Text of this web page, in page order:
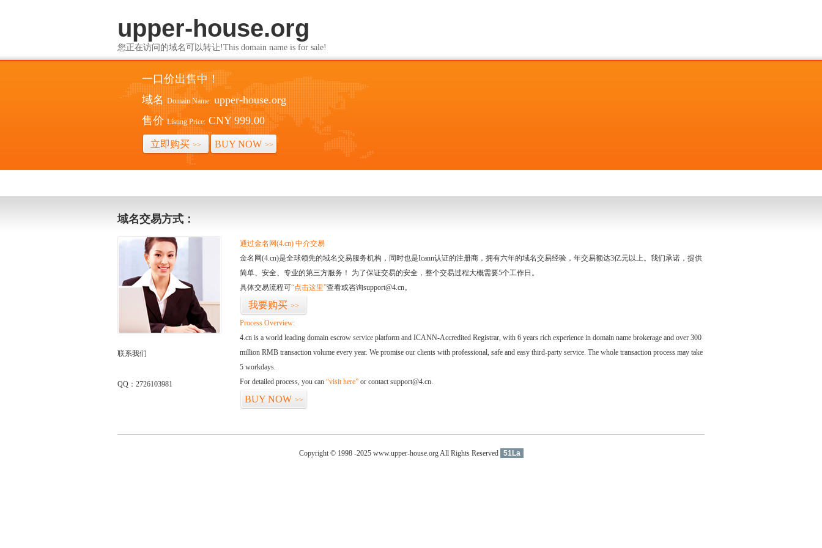
upper-house.org
您正在访问的域名可以转让!This domain name is for sale!
一口价出售中！
域名 Domain Name: upper-house.org
售价 Listing Price: CNY 999.00
立即购买 >> BUY NOW >>
域名交易方式：
联系我们
QQ：2726103981
通过金名网(4.cn) 中介交易
金名网(4.cn)是全球领先的域名交易服务机构，同时也是Icann认证的注册商，拥有六年的域名交易经验，年交易额达3亿元以上。我们承诺，提供
简单、安全、专业的第三方服务！ 为了保证交易的安全，整个交易过程大概需要5个工作日。
具体交易流程可“点击这里”查看或咨询support@4.cn。
我要购买 >>
Process Overview:
4.cn is a world leading domain escrow service platform and ICANN-Accredited Registrar, with 6 years rich experience in domain name brokerage and over 300
million RMB transaction volume every year. We promise our clients with professional, safe and easy third-party service. The whole transaction process may take
5 workdays.
For detailed process, you can “visit here” or contact support@4.cn.
BUY NOW >>
Copyright © 1998 -2025 www.upper-house.org All Rights Reserved 51La